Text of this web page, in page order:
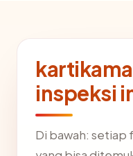
inspeksi
Di bawah: setiap